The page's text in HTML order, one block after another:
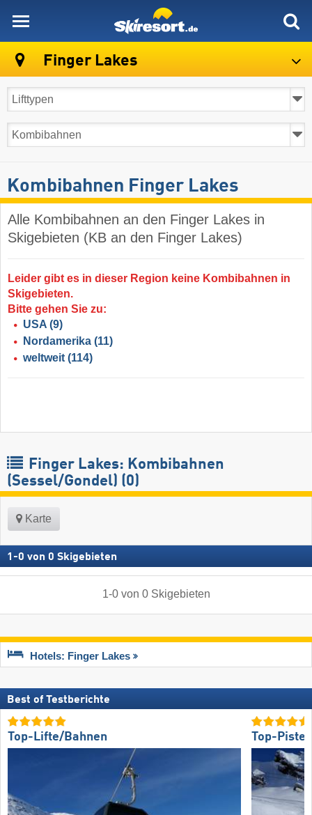
Finger Lakes
Kombibahnen Finger Lakes
Alle Kombibahnen an den Finger Lakes in
Skigebieten (KB an den Finger Lakes)
Leider gibt es in dieser Region keine Kombibahnen in
Skigebieten.
Bitte gehen Sie zu:
USA (9)
Nordamerika (11)
weltweit (114)
Finger Lakes: Kombibahnen
(Sessel/Gondel) (0)
Karte
1 -0 von 0 Skigebieten
1-0von 0 Skigebieten
Hotels: Finger Lakes
Best of Testberichte
Top-Lifte/Bahnen Top-